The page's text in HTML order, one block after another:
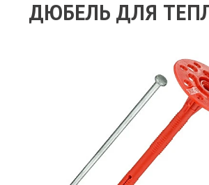
КЛЕЙ, ПЕНА, ГЕРМЕТИКИ
ПАРОИЗОЛЯЦИЯ И
СТРОИТЕЛЬНАЯ ХИМИЯ
КРЕПЕЖИ
ГИДРОШПОНКИ
ДЮБЕЛЬ ДЛЯ